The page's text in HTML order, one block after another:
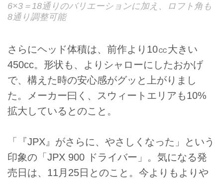
6×3＝18通りのバリエーションに加え、ロフト角も
8通り調整可能
さらにヘッド体積は、前作より10㏄大きい
450cc。形状も、よりシャローにしたおかげ
で、構えた時の安心感がグッと上がりまし
た。メーカー曰く、スウィートエリアも10%
拡大しているとのこと。
「『JPX』がさらに、やさしくなった」という
印象の「JPX 900 ドライバー」。気になる発
売日は、11月25日とのこと。今よりもよりや